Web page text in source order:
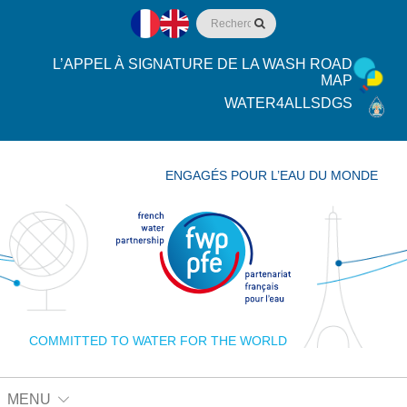
L’APPEL À SIGNATURE DE LA WASH ROAD
MAP
WATER4ALLSDGS
COMMITTED TO WATER FOR THE WORLD
ENGAGÉS POUR L’EAU DU MONDE
MENU